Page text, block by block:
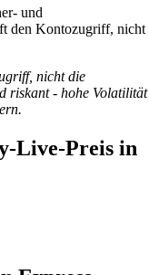
und
den Kontozugriff, nicht
nicht die
riskant - hohe Volatilität
Live-Preis in